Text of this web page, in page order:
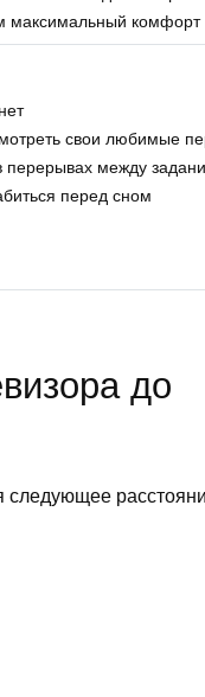
максимальный комфорт
свои любимые
между
перед сном
до
следующее